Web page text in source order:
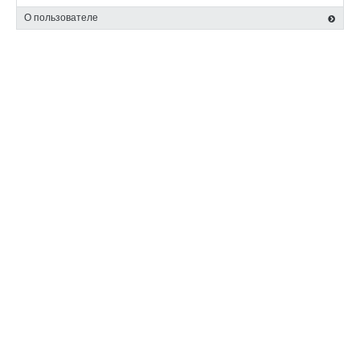
КРОВЕЛЬНЫЕ РАБОТЫ В С СУЩЕСТВУЮЩИМИ
СТАНДАРТАМИ КАЧЕСТВА, И ГОТОВЫЙ ОБЪЕКТ СДАЕТСЯ
О пользователе